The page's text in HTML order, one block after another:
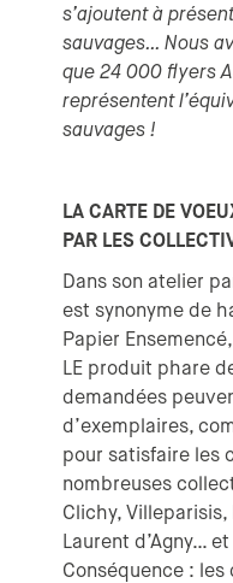
s’ajoutent à
sauvages… Nous
que 24 000 flyers
représentent
sauvages !
LA CARTE DE
PAR LES
Dans son atelier
est synonyme de
Papier
LE produit phare
demandées
d’exemplaires,
pour satisfaire les
nombreuses
Clichy,
Laurent d’Agny…
Conséquence :